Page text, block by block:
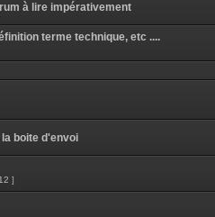
à lire impérativement
terme technique, etc ....
boite d'envoi
12 ]